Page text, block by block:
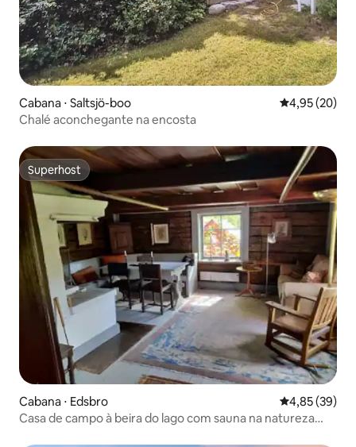
Cabana ⋅ Saltsjö-boo 4,95 de uma
4,95 (20)
Chalé aconchegante na encosta
Superhost
Superhost
Cabana ⋅ Edsbro 4,85 de uma
4,85 (39)
Casa de campo à beira do lago com sauna na natureza